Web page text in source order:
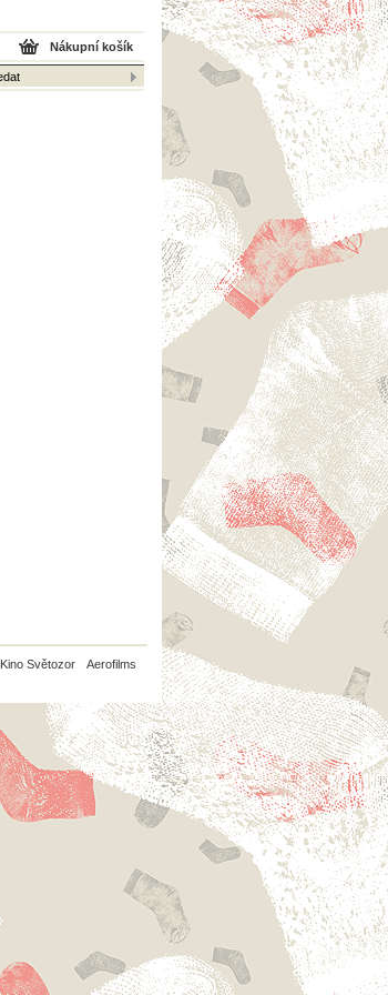
Nákupní košík
Kino Světozor Aerofilms